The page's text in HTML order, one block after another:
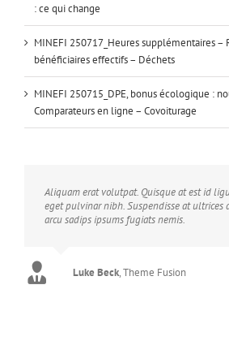
: ce qui change
MINEFI 250717_Heures supplémentaires –
bénéficiaires effectifs – Déchets
MINEFI 250715_DPE, bonus écologique :
Comparateurs en ligne – Covoiturage
Neque porro quisquam est, qui dolorem
amet, consec tetur, adipisci velit, sed quia
modi tempora voluptas amets unser.
John Doe,My Company
Aliquam erat volutpat. Quisque at est id
eget pulvinar nibh. Suspendisse at ultrices
arcu sadips ipsums fugiats nemis.
Luke Beck,Theme Fusion